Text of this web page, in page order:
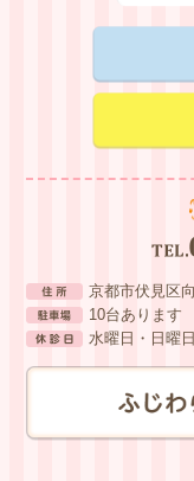
京都市伏見区
10台あります
水曜日・日曜